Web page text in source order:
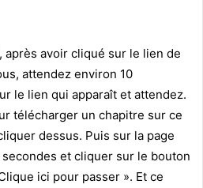
après avoir cliqué sur le lien de
attendez environ 10
le lien qui apparaît et attendez.
télécharger un chapitre sur ce
dessus. Puis sur la page
secondes et cliquer sur le bouton
ici pour passer ». Et ce